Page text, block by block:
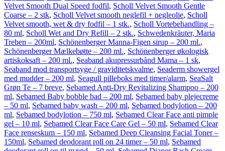
Velvet Smooth Dual Speed fodfil, Scholl Velvet Smooth Gentle
Coarse – 2 stk, Scholl Velvet smooth neglefil + negleolie, Scholl
Velvet smooth, wet & dry fodfil – 1 stk., Scholl Vortebehandling –
80 ml, Scholl Wet and Dry Refill – 2 stk., Schwedenkräuter, Maria
Treben – 200ml, Schönenberger Manna-Figen sirup – 200 ml.,
Schönenberger Mælkebøtte – 200 ml., Schönenberger økologisk
artiskoksaft – 200 ml., Seaband akupressurbånd Mama – 1 sk,
Seaband mod transportsyge / graviditetskvalme, Seaderm showergel
med mudder – 200 ml, Seagull pilleboks med timer/alarm, SeaSalt
Grøn Te – 7 breve, Sebamed Anti-Dry Revitalizing Shampoo – 200
ml, Sebamed Baby bobble bad – 200 ml, Sebamed baby plejecreme
– 50 ml, Sebamed baby wash – 200 ml, Sebamed bodylotion – 200
ml, Sebamed bodylotion – 750 ml, Sebamed Clear Face anti pimple
gel – 10 ml, Sebamed Clear Face Care Gel – 50 ml, Sebamed Clear
Face renseskum – 150 ml, Sebamed Deep Cleansing Facial Toner –
150ml, Sebamed deodorant roll on 24 timer – 50 ml, Sebamed